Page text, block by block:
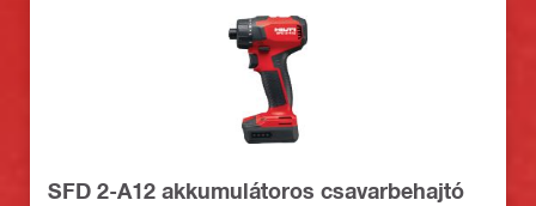
SFD 2-A12 akkumulátoros csavarbehajtó